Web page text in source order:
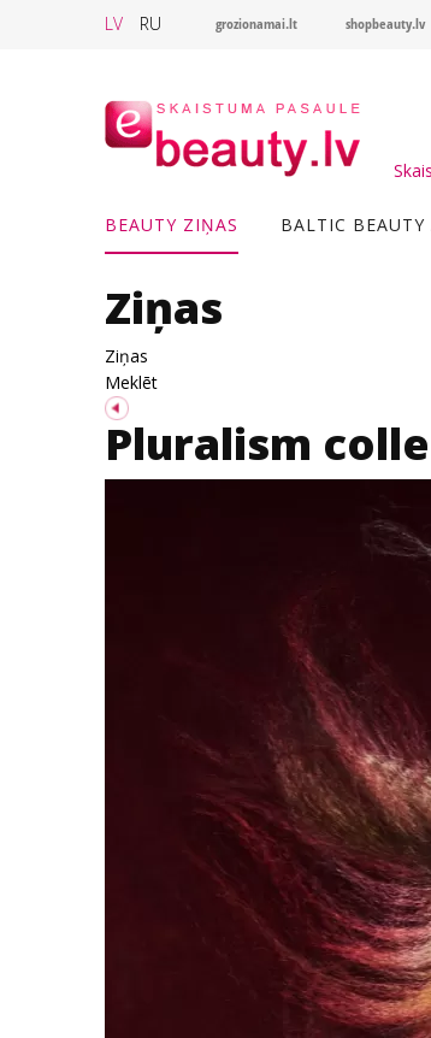
LV RU grozionamai.lt shopbeauty.lv
BEAUTY ZIŅAS BALTIC BEAUTY
Ziņas
Ziņas
Meklēt
Pluralism